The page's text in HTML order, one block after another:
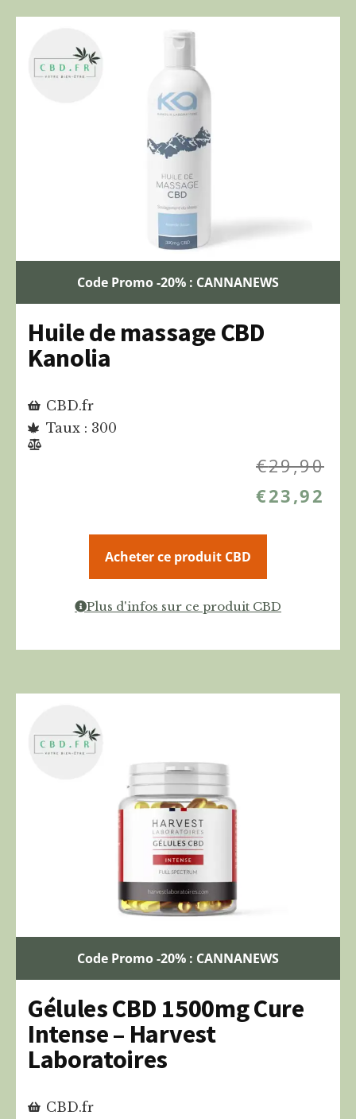
Code Promo -20% : CANNANEWS
Huile de massage CBD
Kanolia
CBD.fr
Taux : 300
€29,90
€23,92
Acheter ce produit CBD
Plus d'infos sur ce produit CBD
Code Promo -20% : CANNANEWS
Gélules CBD 1500mg Cure
Intense – Harvest
Laboratoires
CBD.fr